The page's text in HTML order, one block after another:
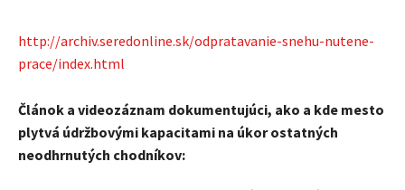
http://archiv.seredonline.sk/odpratavanie-snehu-nutene-
prace/index.html
Článok a videozáznam dokumentujúci, ako a kde mesto
plytvá údržbovými kapacitami na úkor ostatných
neodhrnutých chodníkov: